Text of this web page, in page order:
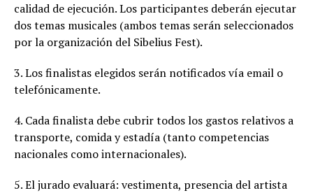
calidad de ejecución. Los participantes deberán ejecutar
dos temas musicales (ambos temas serán seleccionados
por la organización del Sibelius Fest).
3. Los finalistas elegidos serán notificados vía email o
telefónicamente.
4. Cada finalista debe cubrir todos los gastos relativos a
transporte, comida y estadía (tanto competencias
nacionales como internacionales).
5. El jurado evaluará: vestimenta, presencia del artista